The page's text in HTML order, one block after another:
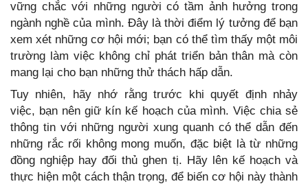
vững chắc với những người có tầm ảnh hưởng trong
ngành nghề của mình. Đây là thời điểm lý tưởng để bạn
xem xét những cơ hội mới; bạn có thể tìm thấy một môi
trường làm việc không chỉ phát triển bản thân mà còn
mang lại cho bạn những thử thách hấp dẫn.
Tuy nhiên, hãy nhớ rằng trước khi quyết định nhảy
việc, bạn nên giữ kín kế hoạch của mình. Việc chia sẻ
thông tin với những người xung quanh có thể dẫn đến
những rắc rối không mong muốn, đặc biệt là từ những
đồng nghiệp hay đối thủ ghen tị. Hãy lên kế hoạch và
thực hiện một cách thận trọng, để biến cơ hội này thành